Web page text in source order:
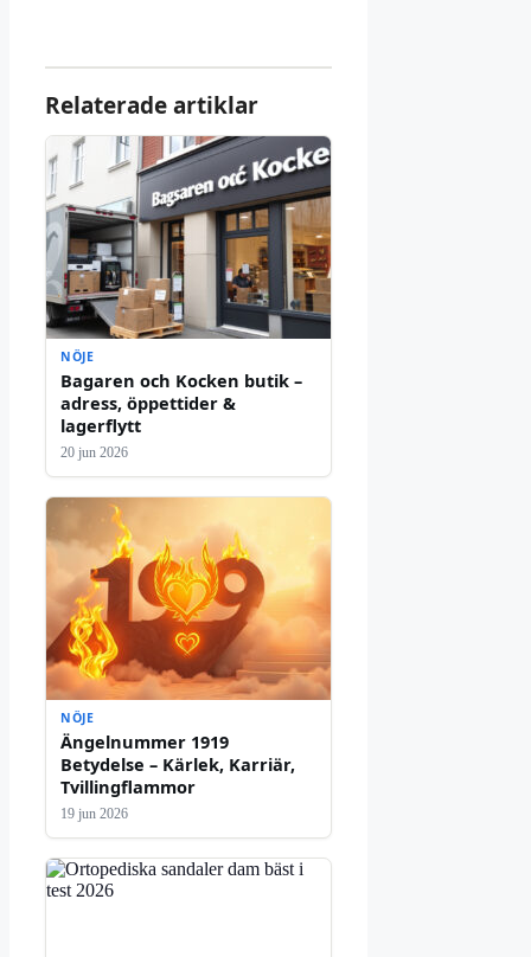
Relaterade artiklar
NÖJE
Bagaren och Kocken butik –
adress, öppettider &
lagerflytt
20 jun 2026
NÖJE
Ängelnummer 1919
Betydelse – Kärlek, Karriär,
Tvillingflammor
19 jun 2026